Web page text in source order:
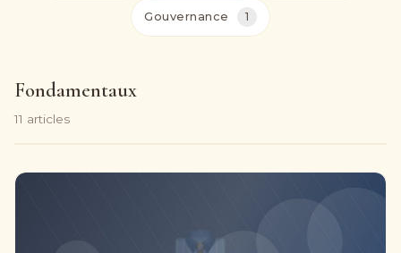
Gouvernance 1
Fondamentaux
11 articles